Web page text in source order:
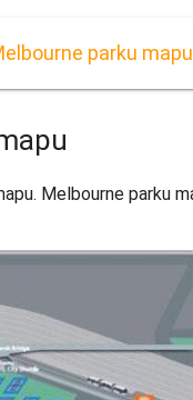
parku mapu
Melbourne parku